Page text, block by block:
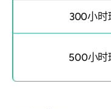
300小时
500小时